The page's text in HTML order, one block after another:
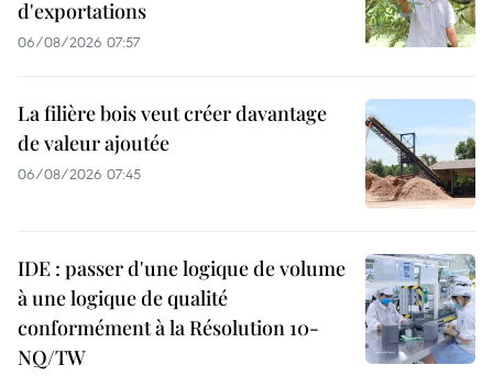
d'exportations
06/08/2026 07:57
La filière bois veut créer davantage
de valeur ajoutée
06/08/2026 07:45
IDE : passer d'une logique de volume
à une logique de qualité
conformément à la Résolution 10-
NQ/TW